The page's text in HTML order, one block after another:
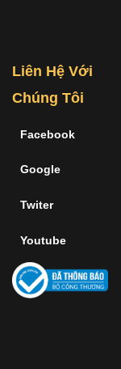
Liên Hệ Với
Chúng Tôi
Facebook
Google
Twiter
Youtube